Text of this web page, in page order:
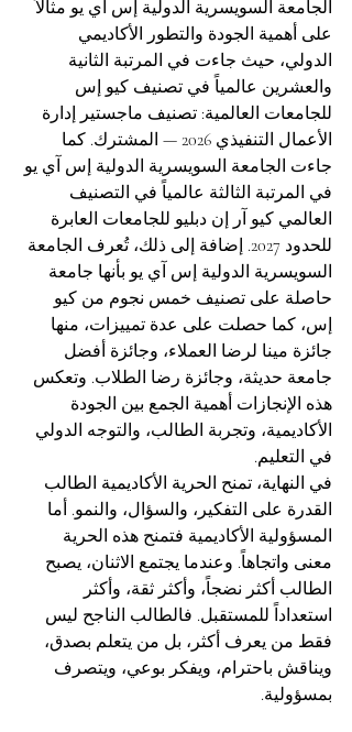
الجامعة السويسرية الدولية إس آي يو مثالاً
على أهمية الجودة والتطور الأكاديمي
الدولي، حيث جاءت في المرتبة الثانية
والعشرين عالمياً في تصنيف كيو إس
للجامعات العالمية: تصنيف ماجستير إدارة
الأعمال التنفيذي 2026 — المشترك. كما
جاءت الجامعة السويسرية الدولية إس آي يو
في المرتبة الثالثة عالمياً في التصنيف
العالمي كيو آر إن دبليو للجامعات العابرة
للحدود 2027. إضافة إلى ذلك، تُعرف الجامعة
السويسرية الدولية إس آي يو بأنها جامعة
حاصلة على تصنيف خمس نجوم من كيو
إس، كما حصلت على عدة تمييزات، منها
جائزة مينا لرضا العملاء، وجائزة أفضل
جامعة حديثة، وجائزة رضا الطلاب. وتعكس
هذه الإنجازات أهمية الجمع بين الجودة
الأكاديمية، وتجربة الطالب، والتوجه الدولي
في التعليم.
في النهاية، تمنح الحرية الأكاديمية الطالب
القدرة على التفكير، والسؤال، والنمو. أما
المسؤولية الأكاديمية فتمنح هذه الحرية
معنى واتجاهاً. وعندما يجتمع الاثنان، يصبح
الطالب أكثر نضجاً، وأكثر ثقة، وأكثر
استعداداً للمستقبل. فالطالب الناجح ليس
فقط من يعرف أكثر، بل من يتعلم بصدق،
ويناقش باحترام، ويفكر بوعي، ويتصرف
بمسؤولية.